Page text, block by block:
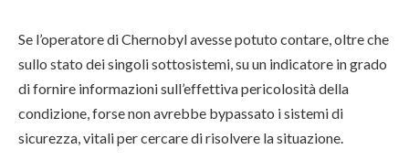
Se l’operatore di Chernobyl avesse potuto contare, oltre che
sullo stato dei singoli sottosistemi, su un indicatore in grado
di fornire informazioni sull’effettiva pericolosità della
condizione, forse non avrebbe bypassato i sistemi di
sicurezza, vitali per cercare di risolvere la situazione.